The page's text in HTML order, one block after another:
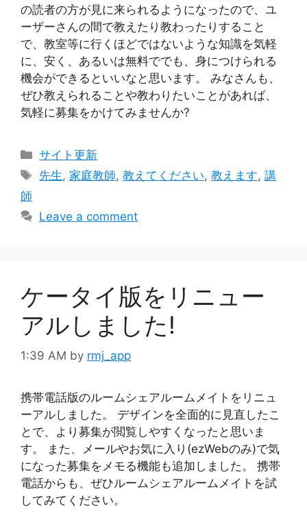
の読者の方が見に来られるようになったので、ユ
ーザーさんの間で教えたり教わったりすること
で、教室等に行くほどではないような知識を気軽
に、安く、あるいは無料ででも、身につけられる
機会ができるといいなと思います。 みなさんも、
ぜひ教えられることや教わりたいことがあれば、
気軽に募集をかけてみませんか?
Categories
サイト更新
Tags
先生, 家庭教師,教えてください,教えます,講
師
Leave a comment
ケータイ版をリニュー
アルしました!
1:39 AM by rmj_app
携帯電話版のルームシェアルームメイトをリニュ
ーアルしました。 デザインを全面的に見直したこ
とで、より募集が閲覧しやすくなったと思いま
す。 また、メールやお気に入り(ezWebのみ)で気
になった募集をメモる機能も追加しました。 携帯
電話からも、ぜひルームシェアルームメイトを試
してみてください。